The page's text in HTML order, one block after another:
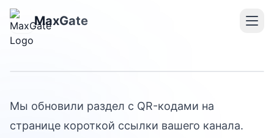
MaxGate
QR-коды для каналов
MAX
Мы обновили раздел с QR-кодами на
странице короткой ссылки вашего канала.